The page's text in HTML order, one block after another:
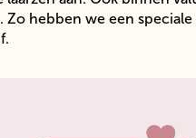
Zo hebben we een